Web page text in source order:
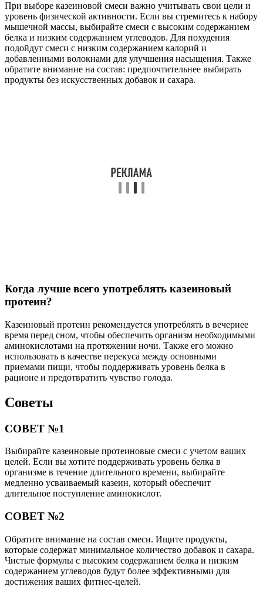
При выборе казеиновой смеси важно учитывать свои цели и
уровень физической активности. Если вы стремитесь к набору
мышечной массы, выбирайте смеси с высоким содержанием
белка и низким содержанием углеводов. Для похудения
подойдут смеси с низким содержанием калорий и
добавленными волокнами для улучшения насыщения. Также
обратите внимание на состав: предпочтительнее выбирать
продукты без искусственных добавок и сахара.
Когда лучше всего употреблять казеиновый
протеин?
Казеиновый протеин рекомендуется употреблять в вечернее
время перед сном, чтобы обеспечить организм необходимыми
аминокислотами на протяжении ночи. Также его можно
использовать в качестве перекуса между основными
приемами пищи, чтобы поддерживать уровень белка в
рационе и предотвратить чувство голода.
Советы
СОВЕТ №1
Выбирайте казеиновые протеиновые смеси с учетом ваших
целей. Если вы хотите поддерживать уровень белка в
организме в течение длительного времени, выбирайте
медленно усваиваемый казеин, который обеспечит
длительное поступление аминокислот.
СОВЕТ №2
Обратите внимание на состав смеси. Ищите продукты,
которые содержат минимальное количество добавок и сахара.
Чистые формулы с высоким содержанием белка и низким
содержанием углеводов будут более эффективными для
достижения ваших фитнес-целей.